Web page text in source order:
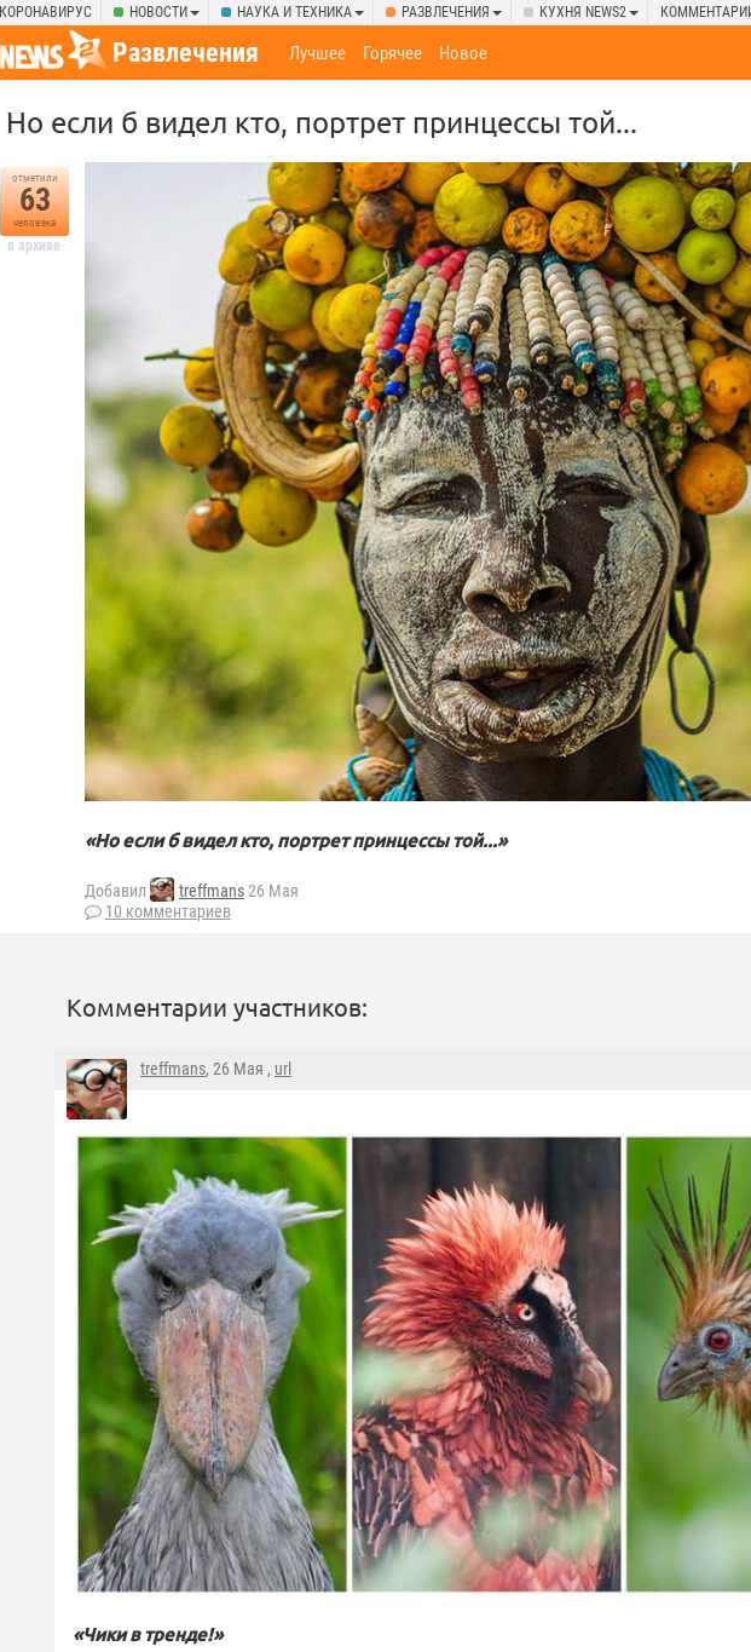
КОРОНАВИРУС НОВОСТИ НАУКА И ТЕХНИКА РАЗВЛЕЧЕНИЯ КУХНЯ NEWS2
Развлечения Лучшее Горячее Новое
Но если б видел кто, портрет принцессы той...
отметили
63
человека
в архиве
«Но если б видел кто, портрет принцессы той...»
Добавил treffmans26 Мая
10 комментариев
Комментарии участников:
treffmans, 26 Мая , url
«Чики в тренде!»